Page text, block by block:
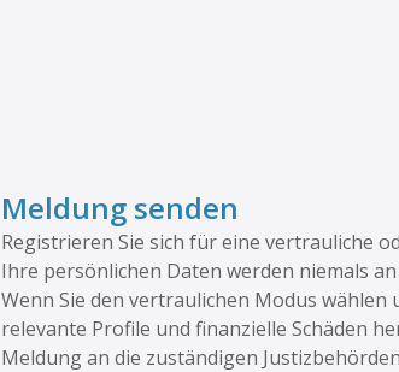
Meldung senden
Registrieren Sie sich für eine vertrauliche
Ihre persönlichen Daten werden niemals
Wenn Sie den vertraulichen Modus
relevante Profile und finanzielle Schäden
Meldung an die zuständigen